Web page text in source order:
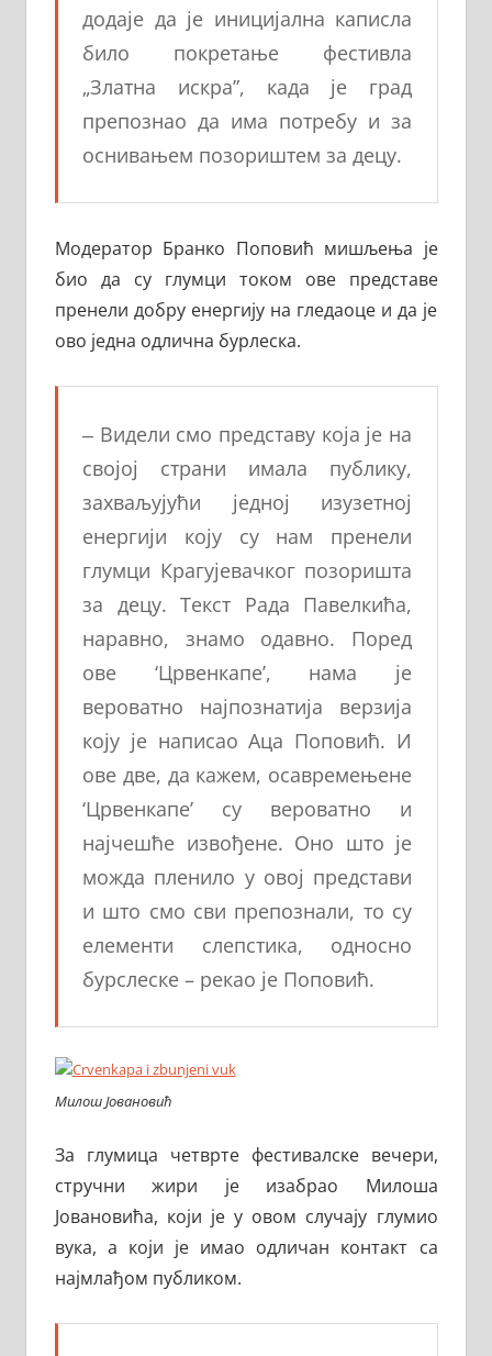
додаје да је иницијална каписла
било покретање фестивла
„Златна искра”, када је град
препознао да има потребу и за
оснивањем позориштем за децу.
Модератор Бранко Поповић мишљења је
био да су глумци током ове представе
пренели добру енергију на гледаоце и да је
ово једна одлична бурлеска.
‒ Видели смо представу која је на
својој страни имала публику,
захваљујући једној изузетној
енергији коју су нам пренели
глумци Крагујевачког позоришта
за децу. Текст Рада Павелкића,
наравно, знамо одавно. Поред
ове ‘Црвенкапе’, нама је
вероватно најпознатија верзија
коју је написао Аца Поповић. И
ове две, да кажем, осавремењене
‘Црвенкапе’ су вероватно и
најчешће извођене. Оно што је
можда пленило у овој представи
и што смо сви препознали, то су
елементи слепстика, односно
бурслеске – рекао је Поповић.
Милош Јовановић
За глумица четврте фестивалске вечери,
стручни жири је изабрао Милоша
Јовановића, који је у овом случају глумио
вука, а који је имао одличан контакт са
најмлађом публиком.